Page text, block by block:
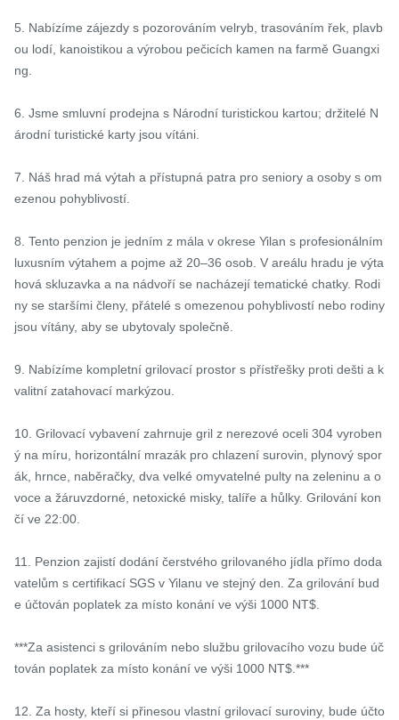
5. Nabízíme zájezdy s pozorováním velryb, trasováním řek, plavb
ou lodí, kanoistikou a výrobou pečicích kamen na farmě Guangxi
ng.
6. Jsme smluvní prodejna s Národní turistickou kartou; držitelé N
árodní turistické karty jsou vítáni.
7. Náš hrad má výtah a přístupná patra pro seniory a osoby s om
ezenou pohyblivostí.
8. Tento penzion je jedním z mála v okrese Yilan s profesionálním
luxusním výtahem a pojme až 20–36 osob. V areálu hradu je výta
hová skluzavka a na nádvoří se nacházejí tematické chatky. Rodi
ny se staršími členy, přátelé s omezenou pohyblivostí nebo rodiny
jsou vítány, aby se ubytovaly společně.
9. Nabízíme kompletní grilovací prostor s přístřešky proti dešti a k
valitní zatahovací markýzou.
10. Grilovací vybavení zahrnuje gril z nerezové oceli 304 vyroben
ý na míru, horizontální mrazák pro chlazení surovin, plynový spor
ák, hrnce, naběračky, dva velké omyvatelné pulty na zeleninu a o
voce a žáruvzdorné, netoxické misky, talíře a hůlky. Grilování kon
čí ve 22:00.
11. Penzion zajistí dodání čerstvého grilovaného jídla přímo doda
vatelům s certifikací SGS v Yilanu ve stejný den. Za grilování bud
e účtován poplatek za místo konání ve výši 1000 NT$.
***Za asistenci s grilováním nebo službu grilovacího vozu bude úč
tován poplatek za místo konání ve výši 1000 NT$.***
12. Za hosty, kteří si přinesou vlastní grilovací suroviny, bude účto